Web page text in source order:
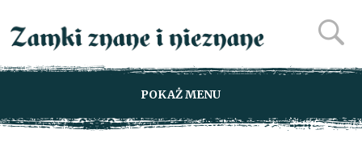
POKAŻ MENU